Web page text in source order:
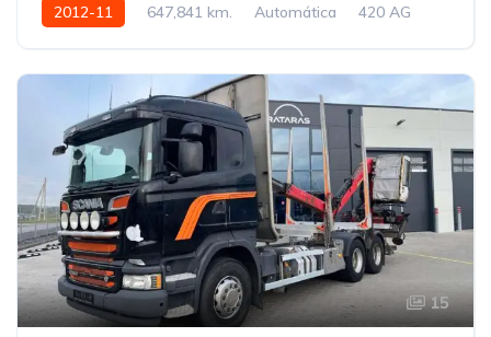
2012-11 647,841 km. Automática 420 AG
15